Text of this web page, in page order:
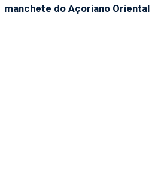
manchete do Açoriano Oriental